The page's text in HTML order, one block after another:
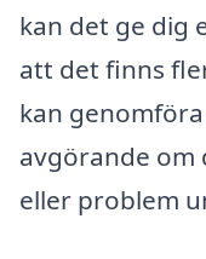
kan det ge dig
att det finns
kan
avgörande om
eller problem